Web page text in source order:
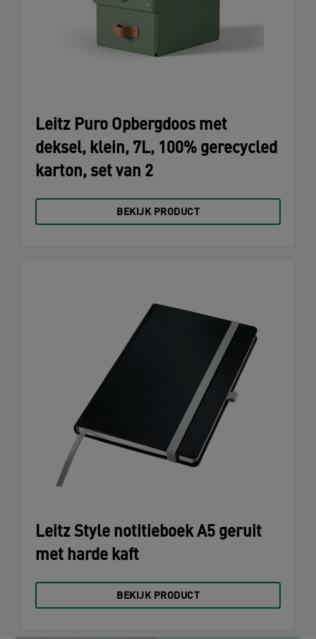
Leitz Puro Opbergdoos met
deksel, klein, 7L, 100% gerecycled
karton, set van 2
BEKIJK PRODUCT
Leitz Style notitieboek A5 geruit
met harde kaft
BEKIJK PRODUCT